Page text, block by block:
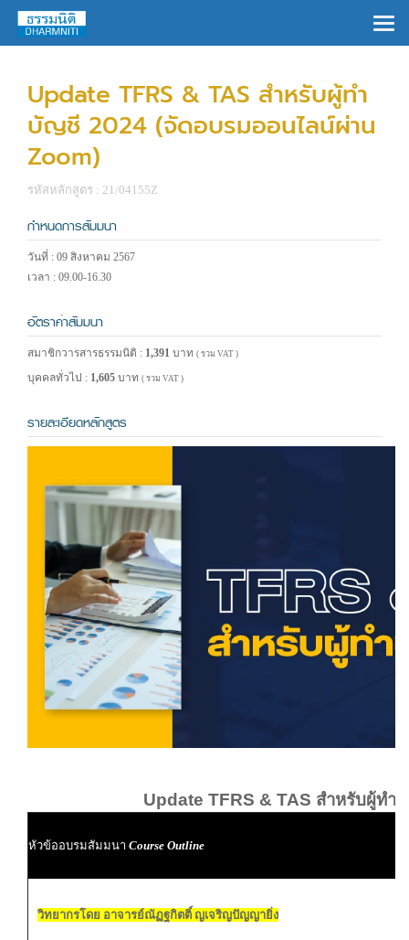
Update TFRS & TAS สำหรับผู้ทำ
บัญชี 2024 (จัดอบรมออนไลน์ผ่าน
Zoom)
รหัสหลักสูตร : 21/04155Z
กำหนดการสัมมนา
วันที่ : 09 สิงหาคม 2567
เวลา : 09.00-16.30
อัตราค่าสัมมนา
สมาชิกวารสารธรรมนิติ : 1,391 บาท ( รวม VAT )
บุคคลทั่วไป : 1,605 บาท ( รวม VAT )
รายละเอียดหลักสูตร
Update TFRS & TAS สำหรับผู้ทำ
หัวข้ออบรมสัมมนา Course Outline
วิทยากรโดย อาจารย์ณัฏฐกิตติ์ ญเจริญปัญญายิ่ง
×